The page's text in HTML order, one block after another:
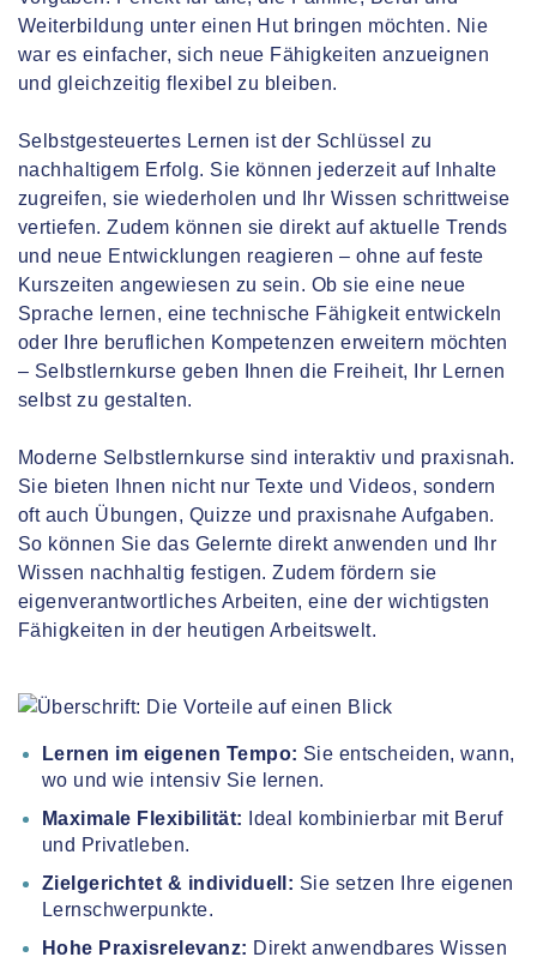
Weiterbildung unter einen Hut bringen möchten. Nie
war es einfacher, sich neue Fähigkeiten anzueignen
und gleichzeitig flexibel zu bleiben.
Selbstgesteuertes Lernen ist der Schlüssel zu
nachhaltigem Erfolg. Sie können jederzeit auf Inhalte
zugreifen, sie wiederholen und Ihr Wissen schrittweise
vertiefen. Zudem können sie direkt auf aktuelle Trends
und neue Entwicklungen reagieren – ohne auf feste
Kurszeiten angewiesen zu sein. Ob sie eine neue
Sprache lernen, eine technische Fähigkeit entwickeln
oder Ihre beruflichen Kompetenzen erweitern möchten
– Selbstlernkurse geben Ihnen die Freiheit, Ihr Lernen
selbst zu gestalten.
Moderne Selbstlernkurse sind interaktiv und praxisnah.
Sie bieten Ihnen nicht nur Texte und Videos, sondern
oft auch Übungen, Quizze und praxisnahe Aufgaben.
So können Sie das Gelernte direkt anwenden und Ihr
Wissen nachhaltig festigen. Zudem fördern sie
eigenverantwortliches Arbeiten, eine der wichtigsten
Fähigkeiten in der heutigen Arbeitswelt.
Lernen im eigenen Tempo: Sie entscheiden, wann,
wo und wie intensiv Sie lernen.
Maximale Flexibilität: Ideal kombinierbar mit Beruf
und Privatleben.
Zielgerichtet & individuell: Sie setzen Ihre eigenen
Lernschwerpunkte.
Hohe Praxisrelevanz: Direkt anwendbares Wissen